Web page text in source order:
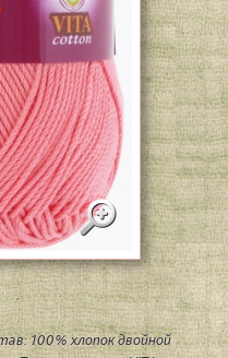
100% хлопок двойной